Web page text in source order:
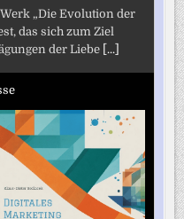
„Die Evolution der
das sich zum Ziel
der Liebe [...]